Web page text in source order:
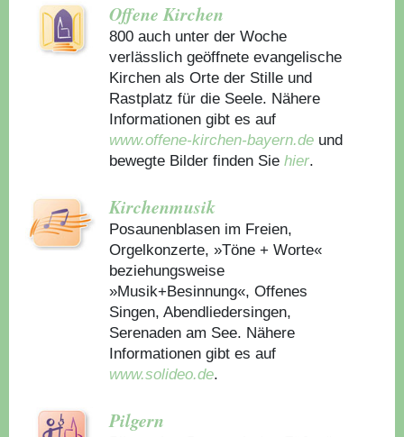
Offene Kirchen
800 auch unter der Woche
verlässlich geöffnete evangelische
Kirchen als Orte der Stille und
Rastplatz für die Seele. Nähere
Informationen gibt es auf
www.offene-kirchen-bayern.de und
bewegte Bilder finden Sie hier.
Kirchenmusik
Posaunenblasen im Freien,
Orgelkonzerte, »Töne + Worte«
beziehungsweise
»Musik+Besinnung«, Offenes
Singen, Abendliedersingen,
Serenaden am See. Nähere
Informationen gibt es auf
www.solideo.de.
Pilgern